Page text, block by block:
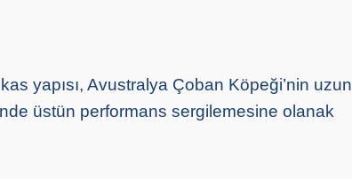
yapısı, Avustralya Çoban Köpeği’nin uzun
üstün performans sergilemesine olanak